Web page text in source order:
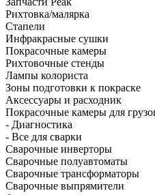
Рихтовка/малярка
Стапели
Инфракрасные сушки
Покрасочные камеры
Рихтовочные стенды
Лампы колориста
Зоны подготовки к покраске
Аксессуары и расходник
Покрасочные камеры для
- Диагностика
- Все для сварки
Сварочные инверторы
Сварочные полуавтоматы
Сварочные трансформаторы
Сварочные выпрямители